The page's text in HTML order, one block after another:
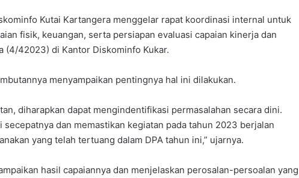
Kutai Kartangera menggelar rapat koordinasi internal untuk
fisik, keuangan, serta persiapan evaluasi capaian kinerja dan
(4/42023) di Kantor Diskominfo Kukar.
menyampaikan pentingnya hal ini dilakukan.
diharapkan dapat mengindentifikasi permasalahan secara dini.
dan memastikan kegiatan pada tahun 2023 berjalan
yang telah tertuang dalam DPA tahun ini,” ujarnya.
hasil capaiannya dan menjelaskan perosalan-persoalan yang